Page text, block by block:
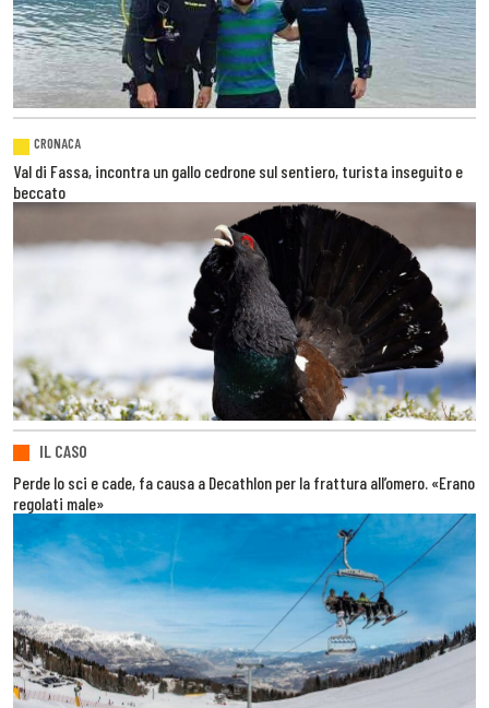
CRONACA
Val di Fassa, incontra un gallo cedrone sul sentiero, turista inseguito e
beccato
IL CASO
Perde lo sci e cade, fa causa a Decathlon per la frattura all’omero. «Erano
regolati male»